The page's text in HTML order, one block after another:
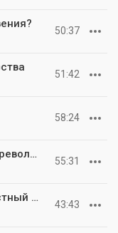
50:37
51:42
58:24
Джордж Сорос. Демон революции
55:31
Семен Лавочкин - известный и неизвестный?
43:43